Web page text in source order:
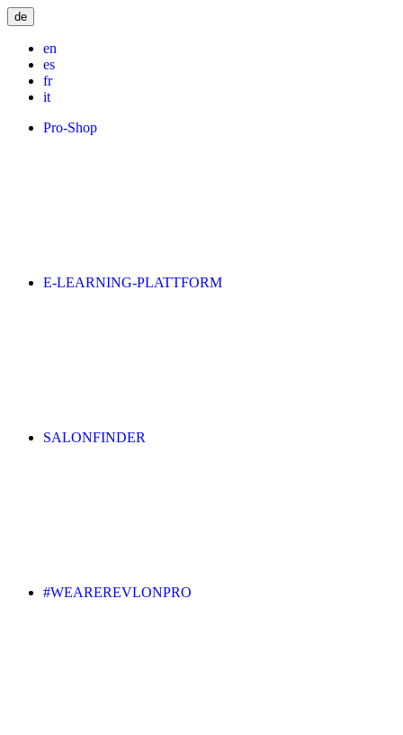
de
en
es
fr
it
Pro-Shop
E-LEARNING-PLATTFORM
SALONFINDER
#WEAREREVLONPRO